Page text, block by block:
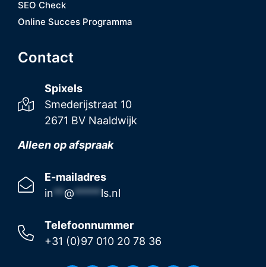
SEO Check
Online Succes Programma
Contact
Spixels
Smederijstraat 10
2671 BV Naaldwijk
Alleen op afspraak
E-mailadres
in**@*****ls.nl
Telefoonnummer
+31 (0)97 010 20 78 36